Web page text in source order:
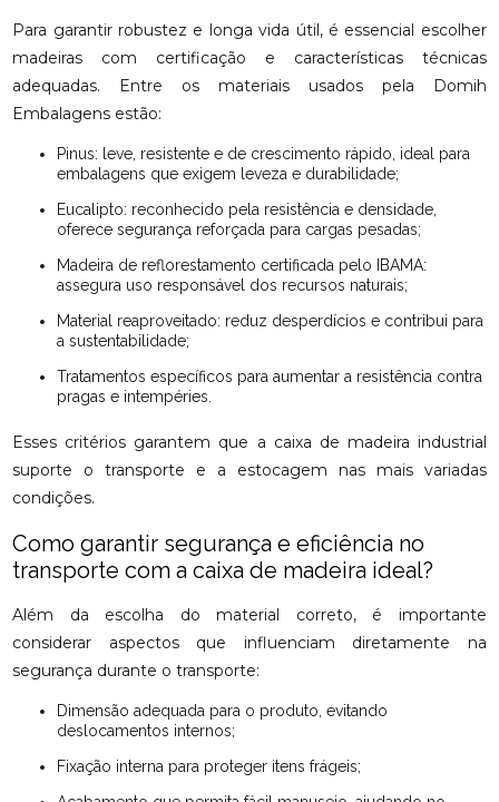
Para garantir robustez e longa vida útil, é essencial escolher
madeiras com certificação e características técnicas
adequadas. Entre os materiais usados pela Domih
Embalagens estão:
Pinus: leve, resistente e de crescimento rápido, ideal para
embalagens que exigem leveza e durabilidade;
Eucalipto: reconhecido pela resistência e densidade,
oferece segurança reforçada para cargas pesadas;
Madeira de reflorestamento certificada pelo IBAMA:
assegura uso responsável dos recursos naturais;
Material reaproveitado: reduz desperdícios e contribui para
a sustentabilidade;
Tratamentos específicos para aumentar a resistência contra
pragas e intempéries.
Esses critérios garantem que a caixa de madeira industrial
suporte o transporte e a estocagem nas mais variadas
condições.
Como garantir segurança e eficiência no
transporte com a caixa de madeira ideal?
Além da escolha do material correto, é importante
considerar aspectos que influenciam diretamente na
segurança durante o transporte:
Dimensão adequada para o produto, evitando
deslocamentos internos;
Fixação interna para proteger itens frágeis;